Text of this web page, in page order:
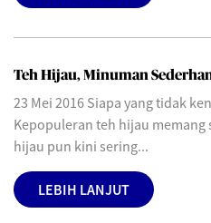
Teh Hijau, Minuman
23 Mei 2016 Siapa yang tidak
Kepopuleran teh hijau memang
hijau pun kini sering...
LEBIH LANJUT